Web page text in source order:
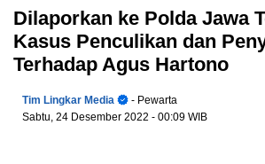
Dilaporkan ke Polda Jawa
Kasus Penculikan dan
Terhadap Agus Hartono
Tim Lingkar Media
- Pewarta
Sabtu, 24 Desember 2022 - 00:09 WIB